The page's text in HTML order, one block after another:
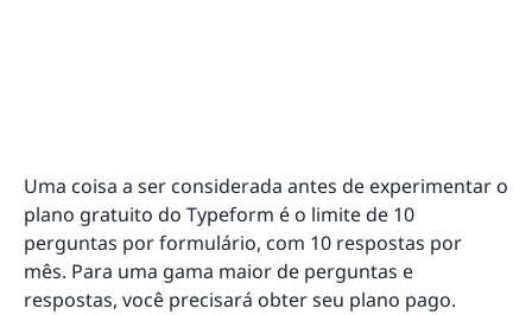
Uma coisa a ser considerada antes de experimentar o
plano gratuito do Typeform é o limite de 10
perguntas por formulário, com 10 respostas por
mês. Para uma gama maior de perguntas e
respostas, você precisará obter seu plano pago.